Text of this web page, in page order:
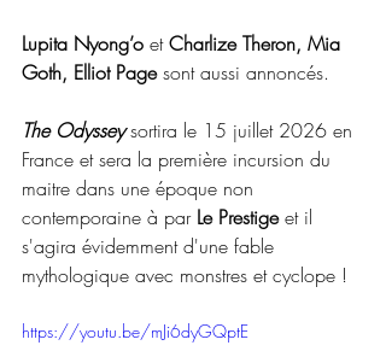
Lupita Nyong’o et Charlize Theron, Mia
Goth, Elliot Page sont aussi annoncés.
The Odyssey sortira le 15 juillet 2026 en
France et sera la première incursion du
maitre dans une époque non
contemporaine à par Le Prestige et il
s'agira évidemment d'une fable
mythologique avec monstres et cyclope !
https://youtu.be/mJi6dyGQptE